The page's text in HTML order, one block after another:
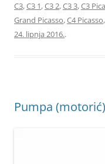
C3,C3 1,C3 2,C3 3,C3
Grand Picasso,C4 Picasso,
24. lipnja 2016..
Pumpa